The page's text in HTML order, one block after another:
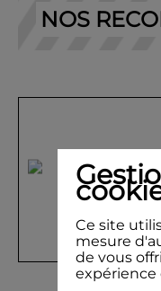
NOS
TAMPON
Ce site
mesure
de vous
expérience